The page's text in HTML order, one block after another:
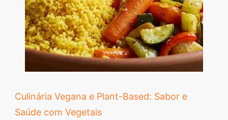
Culinária Vegana e Plant-Based: Sabor e
Saúde com Vegetais